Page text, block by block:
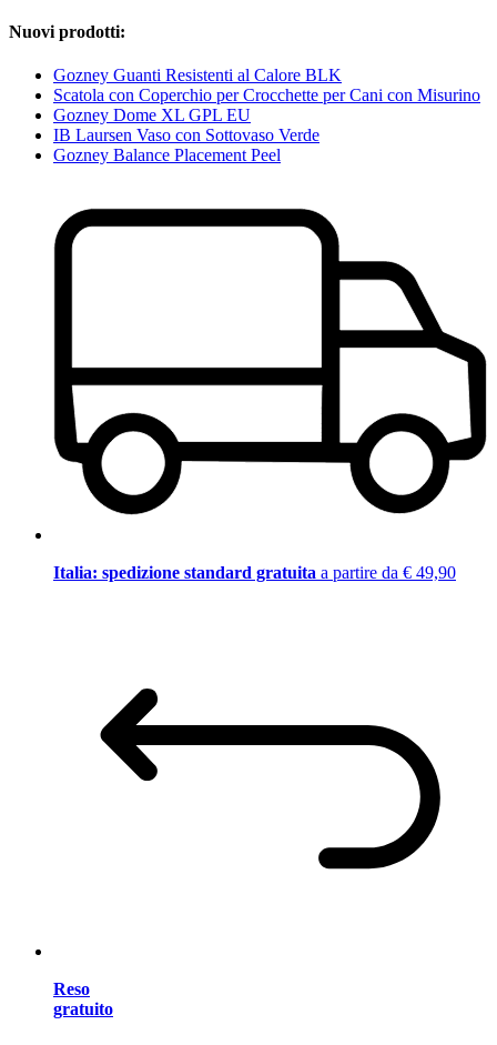
Nuovi prodotti:
Gozney Guanti Resistenti al Calore BLK
Scatola con Coperchio per Crocchette per Cani con Misurino
Gozney Dome XL GPL EU
IB Laursen Vaso con Sottovaso Verde
Gozney Balance Placement Peel
Italia: spedizione standard gratuita a partire da € 49,90
Reso
gratuito